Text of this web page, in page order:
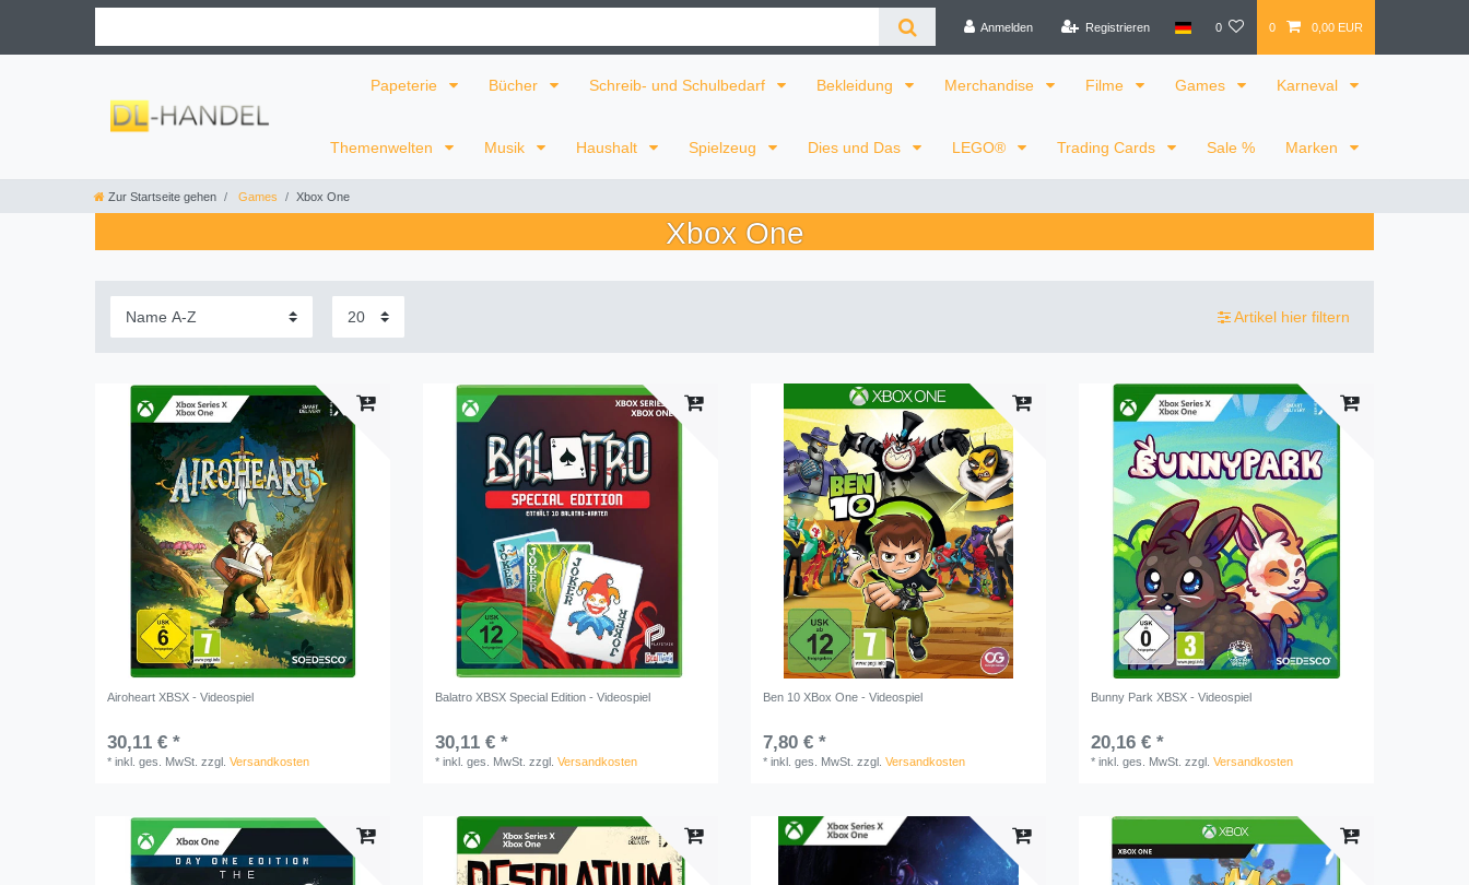
Anmelden Registrieren 0 0 0,00 EUR
Papeterie Bücher Schreib- und Schulbedarf Bekleidung Merchandise Filme Games Karneval
Themenwelten Musik Haushalt Spielzeug Dies und Das LEGO® Trading Cards Sale % Marken
Zur Startseite gehen Games Xbox One
Xbox One
Artikel hier filtern
Airoheart XBSX - Videospiel
30,11 € *
*inkl. ges. MwSt. zzgl.Versandkosten
Balatro XBSX Special Edition - Videospiel
30,11 € *
*inkl. ges. MwSt. zzgl.Versandkosten
Ben 10 XBox One - Videospiel
7,80 € *
*inkl. ges. MwSt. zzgl.Versandkosten
Bunny Park XBSX - Videospiel
20,16 € *
*inkl. ges. MwSt. zzgl.Versandkosten